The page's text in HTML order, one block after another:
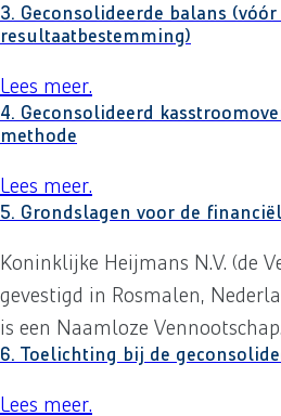
3. Geconsolideerde balans
resultaatbestemming)
Lees meerover
.
4. Geconsolideerd
methode
Lees meerover
.
5. Grondslagen voor de
Koninklijke Heijmans N.V. (de
gevestigd in Rosmalen,
is een Naamloze Vennootschap.
6. Toelichting bij de
Lees meerover
.